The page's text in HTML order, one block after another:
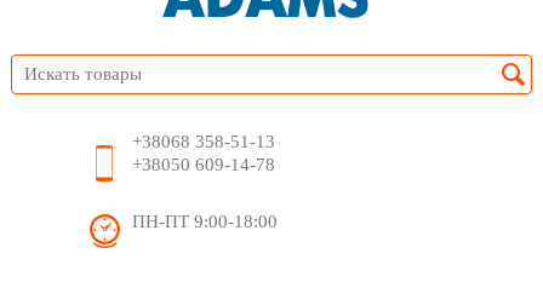
+38068 358-51-13
+38050 609-14-78
ПН-ПТ 9:00-18:00